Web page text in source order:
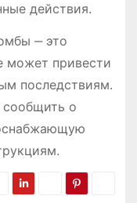
действия.
‒ это
может привести
последствиям.
о